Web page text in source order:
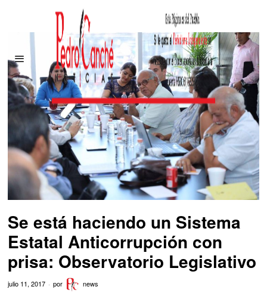
Se está haciendo un Sistema
Estatal Anticorrupción con
prisa: Observatorio Legislativo
julio 11, 2017 por news